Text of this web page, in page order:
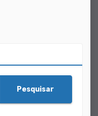
Pesquisar